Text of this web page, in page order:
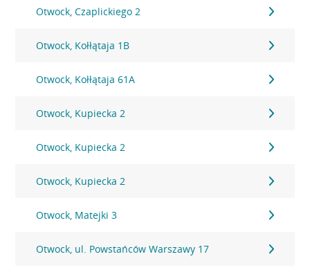
Otwock, Czaplickiego 2
Otwock, Kołłątaja 1B
Otwock, Kołłątaja 61A
Otwock, Kupiecka 2
Otwock, Kupiecka 2
Otwock, Kupiecka 2
Otwock, Matejki 3
Otwock, ul. Powstańców Warszawy 17